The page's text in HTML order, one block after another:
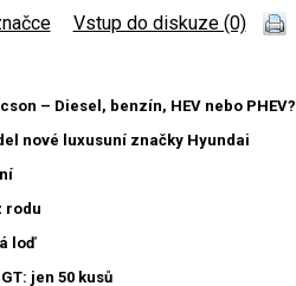
Vstup do diskuze (0)
– Diesel, benzín, HEV nebo PHEV?
nové luxusuní značky Hyundai
rodu
loď
jen 50 kusů